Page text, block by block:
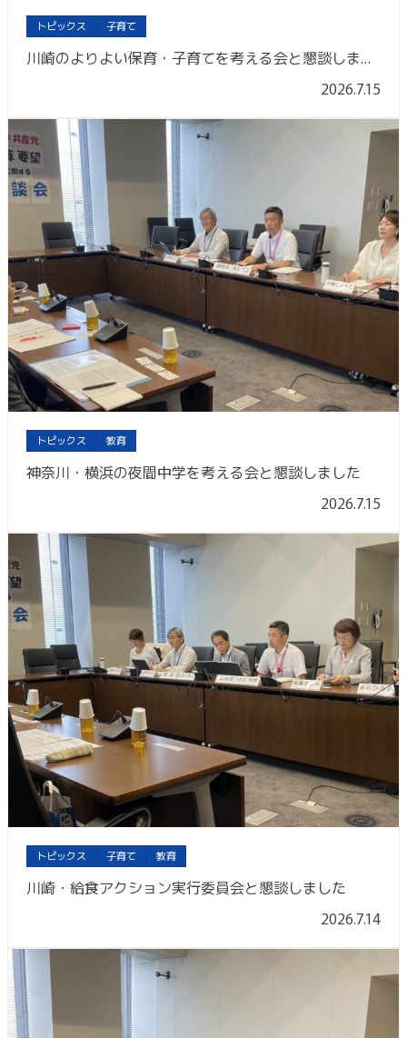
トピックス 子育て
川崎のよりよい保育・子育てを考える会と懇談しました
2026.7.15
トピックス 教育
神奈川・横浜の夜間中学を考える会と懇談しました
2026.7.15
トピックス 子育て 教育
川崎・給食アクション実行委員会と懇談しました
2026.7.14